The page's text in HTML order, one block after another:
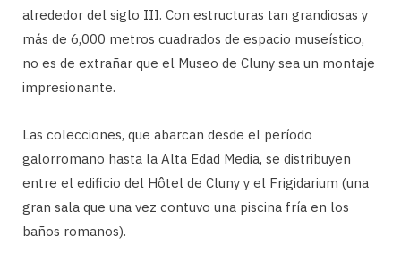
alrededor del siglo III. Con estructuras tan grandiosas y
más de 6,000 metros cuadrados de espacio museístico,
no es de extrañar que el Museo de Cluny sea un montaje
impresionante.
Las colecciones, que abarcan desde el período
galorromano hasta la Alta Edad Media, se distribuyen
entre el edificio del Hôtel de Cluny y el Frigidarium (una
gran sala que una vez contuvo una piscina fría en los
baños romanos).